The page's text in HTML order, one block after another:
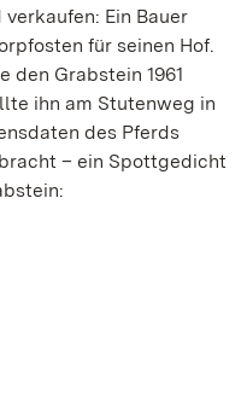
Ein Bauer
für seinen Hof.
den Grabstein 1961
ihn am Stutenweg in
des Pferds
– ein Spottgedicht